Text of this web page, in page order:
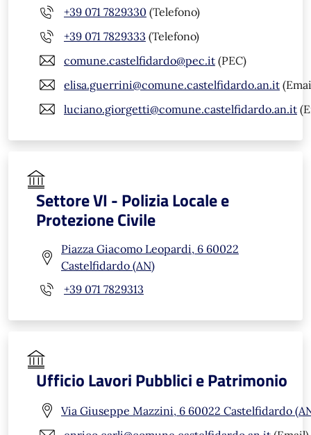
+39 071 7829330 (Telefono)
+39 071 7829333 (Telefono)
comune.castelfidardo@pec.it (PEC)
elisa.guerrini@comune.castelfidardo.an.it
luciano.giorgetti@comune.castelfidardo.an.it
Settore VI - Polizia Locale e
Protezione Civile
Piazza Giacomo Leopardi, 6 60022
Castelfidardo (AN)
+39 071 7829313
Ufficio Lavori Pubblici e Patrimonio
Via Giuseppe Mazzini, 6 60022 Castelfidardo